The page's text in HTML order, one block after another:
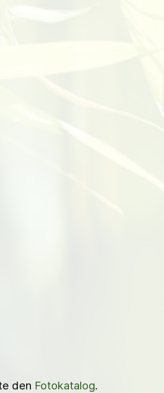
den Fotokatalog.